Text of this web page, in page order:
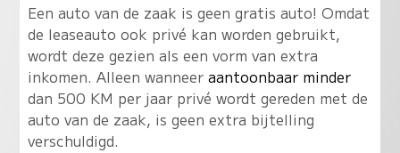
Een auto van de zaak is geen gratis auto! Omdat
de leaseauto ook privé kan worden gebruikt,
wordt deze gezien als een vorm van extra
inkomen. Alleen wanneer aantoonbaar minder
dan 500 KM per jaar privé wordt gereden met de
auto van de zaak, is geen extra bijtelling
verschuldigd.